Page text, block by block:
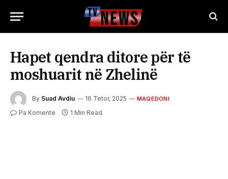
Hapet qendra ditore për të
moshuarit në Zhelinë
By Suad Avdiu 16 Tetor, 2025 MAQEDONI
Pa Komente 1 Min Read